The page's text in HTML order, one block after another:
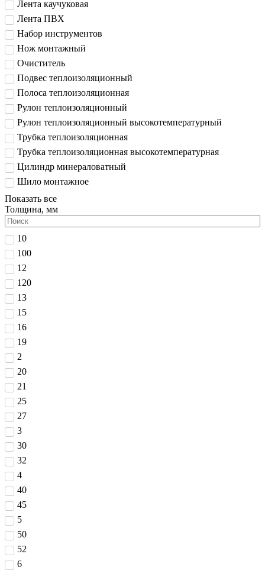
Лента каучуковая
Лента ПВХ
Набор инструментов
Нож монтажный
Очиститель
Подвес теплоизоляционный
Полоса теплоизоляционная
Рулон теплоизоляционный
Рулон теплоизоляционный высокотемпературный
Трубка теплоизоляционная
Трубка теплоизоляционная высокотемпературная
Цилиндр минераловатный
Шило монтажное
Показать все
Толщина, мм
10
100
12
120
13
15
16
19
2
20
21
25
27
3
30
32
4
40
45
5
50
52
6